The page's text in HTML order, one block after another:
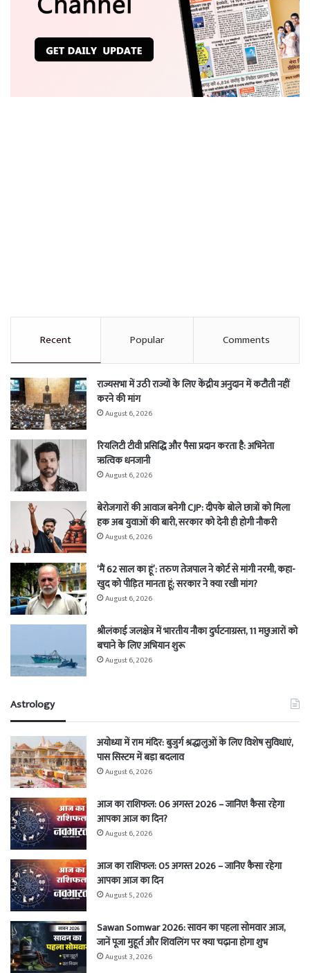
Recent Popular Comments
राज्यसभा में उठी राज्यों के लिए केंद्रीय अनुदान में कटौती नहीं
करने की मांग
August 6, 2026
रियलिटी टीवी प्रसिद्धि और पैसा प्रदान करता है: अभिनेता
ऋत्विक धनजानी
August 6, 2026
बेरोजगारों की आवाज बनेगी CJP: दीपके बोले छात्रों को मिला
हक अब युवाओं की बारी, सरकार को देनी ही होगी नौकरी
August 6, 2026
‘मैं 62 साल का हूं’: तरुण तेजपाल ने कोर्ट से मांगी नरमी, कहा-
खुद को पीड़ित मानता हूं; सरकार ने क्या रखी मांग?
August 6, 2026
श्रीलंकाई जलक्षेत्र में भारतीय नौका दुर्घटनाग्रस्त, 11 मछुआरों को
बचाने के लिए अभियान शुरू
August 6, 2026
Astrology
अयोध्या में राम मंदिर: बुजुर्ग श्रद्धालुओं के लिए विशेष सुविधाएं,
पास सिस्टम में बड़ा बदलाव
August 6, 2026
आज का राशिफल: 06 अगस्त 2026 – जानिए! कैसा रहेगा
आपका आज का दिन?
August 6, 2026
आज का राशिफल: 05 अगस्त 2026 – जानिए कैसा रहेगा
आपका आज का दिन
August 5, 2026
Sawan Somwar 2026: सावन का पहला सोमवार आज,
जानें पूजा मुहूर्त और शिवलिंग पर क्या चढ़ाना होगा शुभ
August 3, 2026